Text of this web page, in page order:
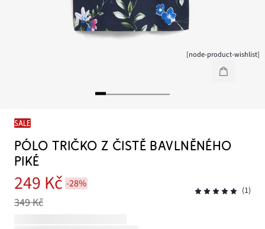
[node-product-wishlist]
SALE
PÓLO TRIČKO Z ČISTĚ BAVLNĚNÉHO
PIKÉ
249 Kč -28%
349 Kč
(1)